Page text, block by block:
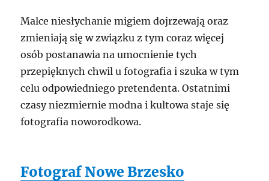
Malce niesłychanie migiem dojrzewają oraz
zmieniają się w związku z tym coraz więcej
osób postanawia na umocnienie tych
przepięknych chwil u fotografia i szuka w tym
celu odpowiedniego pretendenta. Ostatnimi
czasy niezmiernie modna i kultowa staje się
fotografia noworodkowa.
Fotograf Nowe Brzesko